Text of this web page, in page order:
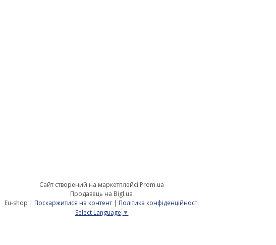
Сайт створений на маркетплейсі Prom.ua
Продавець на Bigl.ua
Eu-shop | Поскаржитися на контент | Політика конфіденційності
Select Language ▼